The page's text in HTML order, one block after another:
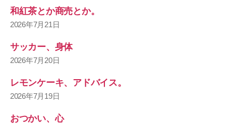
和紅茶とか商売とか。
2026年7月21日
サッカー、身体
2026年7月20日
レモンケーキ、アドバイス。
2026年7月19日
おつかい、心